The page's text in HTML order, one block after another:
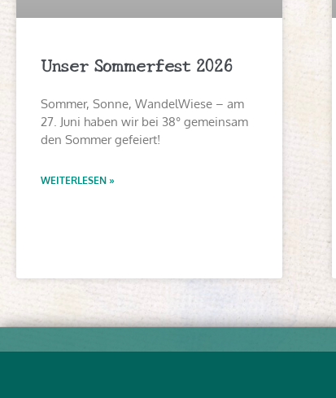
Unser Sommerfest 2026
Sommer, Sonne, WandelWiese – am
27. Juni haben wir bei 38° gemeinsam
den Sommer gefeiert!
WEITERLESEN »